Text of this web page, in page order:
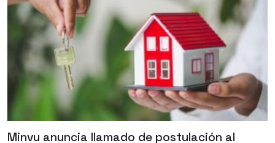
Minvu anuncia llamado de postulación al